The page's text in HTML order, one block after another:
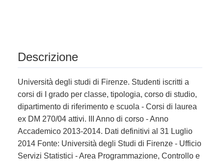
Descrizione
Università degli studi di Firenze. Studenti iscritti a
corsi di I grado per classe, tipologia, corso di studio,
dipartimento di riferimento e scuola - Corsi di laurea
ex DM 270/04 attivi. III Anno di corso - Anno
Accademico 2013-2014. Dati definitivi al 31 Luglio
2014 Fonte: Università degli Studi di Firenze - Ufficio
Servizi Statistici - Area Programmazione, Controllo e